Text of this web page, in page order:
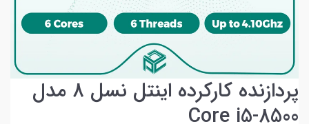
پردازنده کارکرده اینتل نسل 8 مدل
Core i5-8500